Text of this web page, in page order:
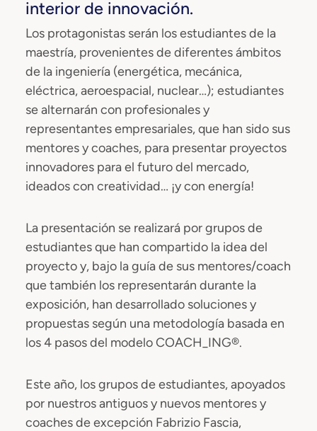
interior de innovación.
Los protagonistas serán los estudiantes de la
maestría, provenientes de diferentes ámbitos
de la ingeniería (energética, mecánica,
eléctrica, aeroespacial, nuclear…); estudiantes
se alternarán con profesionales y
representantes empresariales, que han sido sus
mentores y coaches, para presentar proyectos
innovadores para el futuro del mercado,
ideados con creatividad… ¡y con energía!
La presentación se realizará por grupos de
estudiantes que han compartido la idea del
proyecto y, bajo la guía de sus mentores/coach
que también los representarán durante la
exposición, han desarrollado soluciones y
propuestas según una metodología basada en
los 4 pasos del modelo COACH_ING®.
Este año, los grupos de estudiantes, apoyados
por nuestros antiguos y nuevos mentores y
coaches de excepción Fabrizio Fascia,